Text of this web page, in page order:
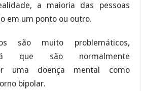
a maioria das pessoas
em um ponto ou outro.
são muito problemáticos,
já que são normalmente
uma doença mental como
bipolar.